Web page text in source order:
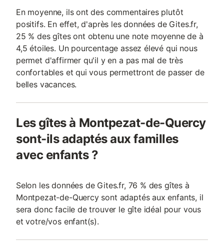
En moyenne, ils ont des commentaires plutôt
positifs. En effet, d'après les données de Gites.fr,
25 % des gîtes ont obtenu une note moyenne de à
4,5 étoiles. Un pourcentage assez élevé qui nous
permet d'affirmer qu'il y en a pas mal de très
confortables et qui vous permettront de passer de
belles vacances.
Les gîtes à Montpezat-de-Quercy
sont-ils adaptés aux familles
avec enfants ?
Selon les données de Gites.fr, 76 % des gîtes à
Montpezat-de-Quercy sont adaptés aux enfants, il
sera donc facile de trouver le gîte idéal pour vous
et votre/vos enfant(s).